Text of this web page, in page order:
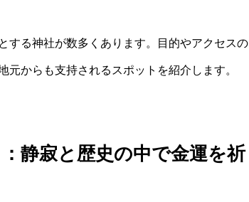
する神社が数多くあります。目的やアクセスの
からも支持されるスポットを紹介します。
静寂と歴史の中で金運を祈